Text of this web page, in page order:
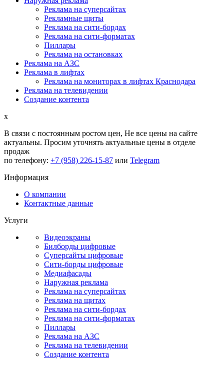
Реклама на суперсайтах
Рекламные щиты
Реклама на сити-бордах
Реклама на сити-форматах
Пиллары
Реклама на остановках
Реклама на АЗС
Реклама в лифтах
Реклама на мониторах в лифтах Краснодара
Реклама на телевидении
Создание контента
x
В связи с постоянным ростом цен, Не все цены на сайте
актуальны. Просим уточнять актуальные цены в отделе
продаж
по телефону: +7 (958) 226-15-87 или Telegram
Информация
О компании
Контактные данные
Услуги
Видеоэкраны
Билборды цифровые
Суперсайты цифровые
Сити-борды цифровые
Медиафасады
Наружная реклама
Реклама на суперсайтах
Реклама на щитах
Реклама на сити-бордах
Реклама на сити-форматах
Пиллары
Реклама на АЗС
Реклама на телевидении
Создание контента